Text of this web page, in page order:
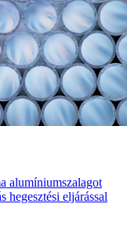
alumíniumszalagot
hegesztési eljárással